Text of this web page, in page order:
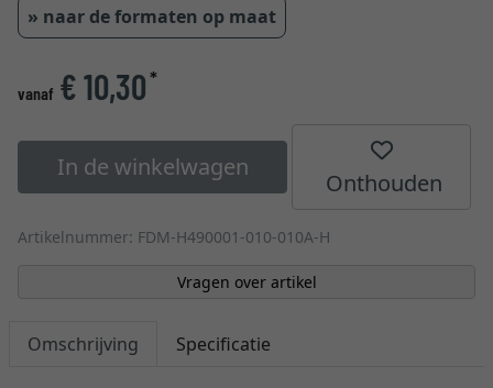
» naar de formaten op maat
vanaf € 10,30*
In de winkelwagen
Onthouden
Artikelnummer: FDM-H490001-010-010A-H
Vragen over artikel
Omschrijving Specificatie